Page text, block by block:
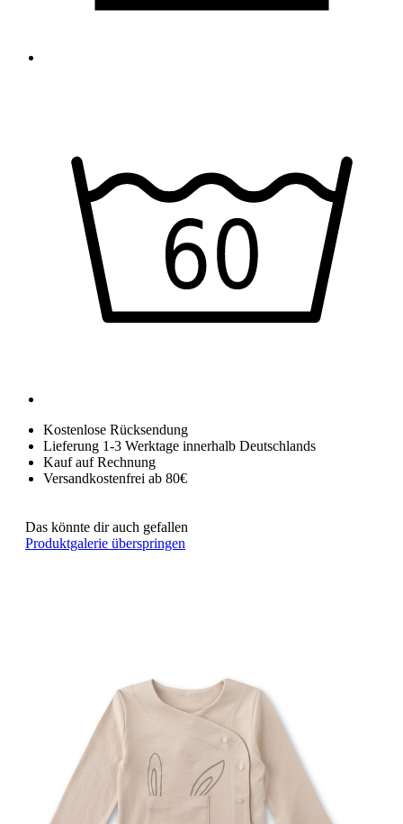
Kostenlose Rücksendung
Lieferung 1-3 Werktage innerhalb Deutschlands
Kauf auf Rechnung
Versandkostenfrei ab 80€
Das könnte dir auch gefallen
Produktgalerie überspringen